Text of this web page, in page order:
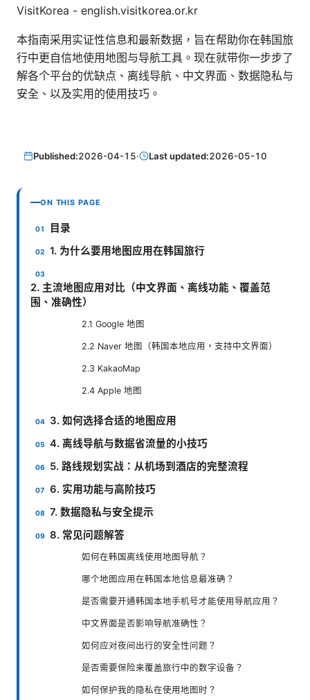
VisitKorea - english.visitkorea.or.kr
本指南采用实证性信息和最新数据，旨在帮助你在韩国旅
行中更自信地使用地图与导航工具。现在就带你一步步了
解各个平台的优缺点、离线导航、中文界面、数据隐私与
安全、以及实用的使用技巧。
Published:2026-04-15· Last updated:2026-05-10
ON THIS PAGE
目录
1. 为什么要用地图应用在韩国旅行
2. 主流地图应用对比（中文界面、离线功能、覆盖范
围、准确性）
2.1 Google 地图
2.2 Naver 地图（韩国本地应用，支持中文界面）
2.3 KakaoMap
2.4 Apple 地图
3. 如何选择合适的地图应用
4. 离线导航与数据省流量的小技巧
5. 路线规划实战：从机场到酒店的完整流程
6. 实用功能与高阶技巧
7. 数据隐私与安全提示
8. 常见问题解答
如何在韩国离线使用地图导航？
哪个地图应用在韩国本地信息最准确？
是否需要开通韩国本地手机号才能使用导航应用？
中文界面是否影响导航准确性？
如何应对夜间出行的安全性问题？
是否需要保险来覆盖旅行中的数字设备？
如何保护我的隐私在使用地图时？